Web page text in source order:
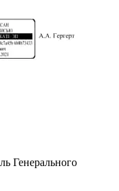
Генерального